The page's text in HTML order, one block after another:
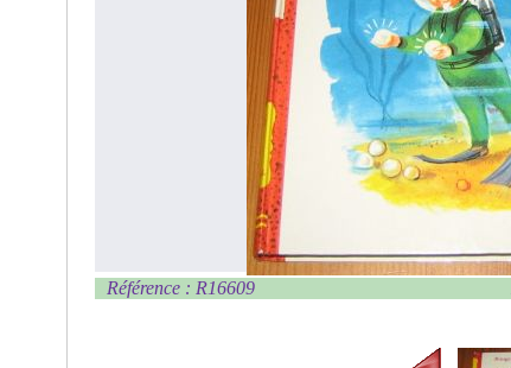
Référence : R16609